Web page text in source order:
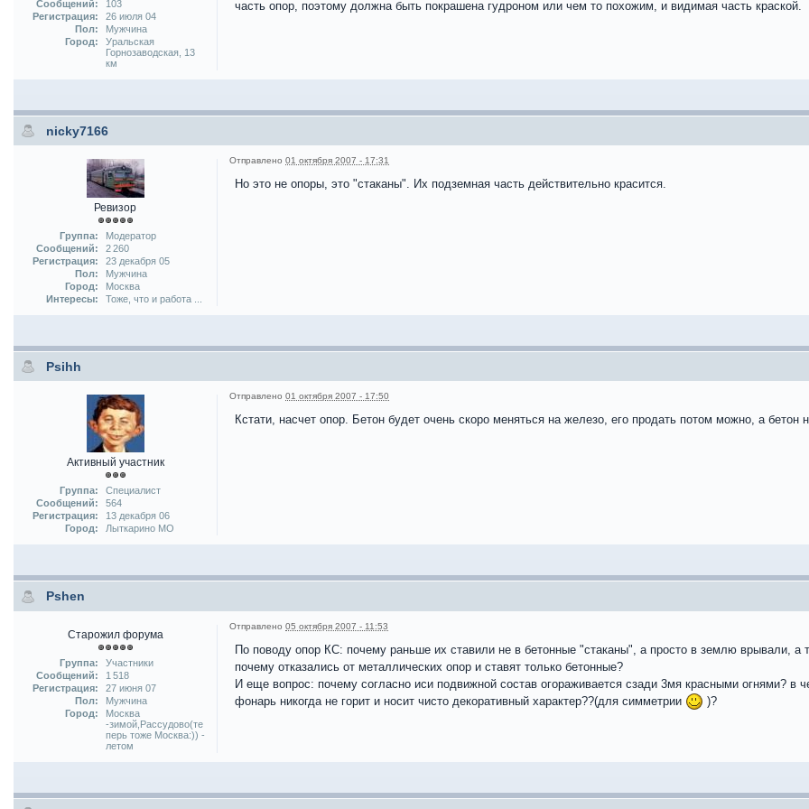
Сообщений:
103
Регистрация:
26 июля 04
Пол:
Мужчина
Город:
Уральская
Горнозаводская, 13
км
часть опор, поэтому должна быть покрашена гудроном или чем то похожим, и видимая часть краской.
nicky7166
Ревизор
Группа:
Модератор
Сообщений:
2 260
Регистрация:
23 декабря 05
Пол:
Мужчина
Город:
Москва
Интересы:
Тоже, что и работа ...
Отправлено 01 октября 2007 - 17:31
Но это не опоры, это "стаканы". Их подземная часть действительно красится.
Psihh
Активный участник
Группа:
Специалист
Сообщений:
564
Регистрация:
13 декабря 06
Город:
Лыткарино МО
Отправлено 01 октября 2007 - 17:50
Кстати, насчет опор. Бетон будет очень скоро меняться на железо, его продать потом можно, а бетон
Pshen
Старожил форума
Группа:
Участники
Сообщений:
1 518
Регистрация:
27 июня 07
Пол:
Мужчина
Город:
Москва
-зимой,Рассудово(те
перь тоже Москва:)) -
летом
Отправлено 05 октября 2007 - 11:53
По поводу опор КС: почему раньше их ставили не в бетонные "стаканы", а просто в землю врывали, а
почему отказались от металлических опор и ставят только бетонные?
И еще вопрос: почему согласно иси подвижной состав огораживается сзади 3мя красными огнями? в
фонарь никогда не горит и носит чисто декоративный характер??(для симметрии
)?